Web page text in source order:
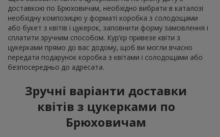
доставкою по Брюховичам, необхідно вибрати в каталозі
необхідну композицію у форматі коробка з солодощами
або букет з квітів і цукерок, заповнити форму замовлення і
сплатити зручним способом. Кур’єр привезе квіти з
цукерками прямо до вас додому, щоб ви могли вчасно
передати подарунок коробка з квітами і солодощами або
безпосередньо до адресата.
Зручні варіанти доставки
квітів з цукерками по
Брюховичам